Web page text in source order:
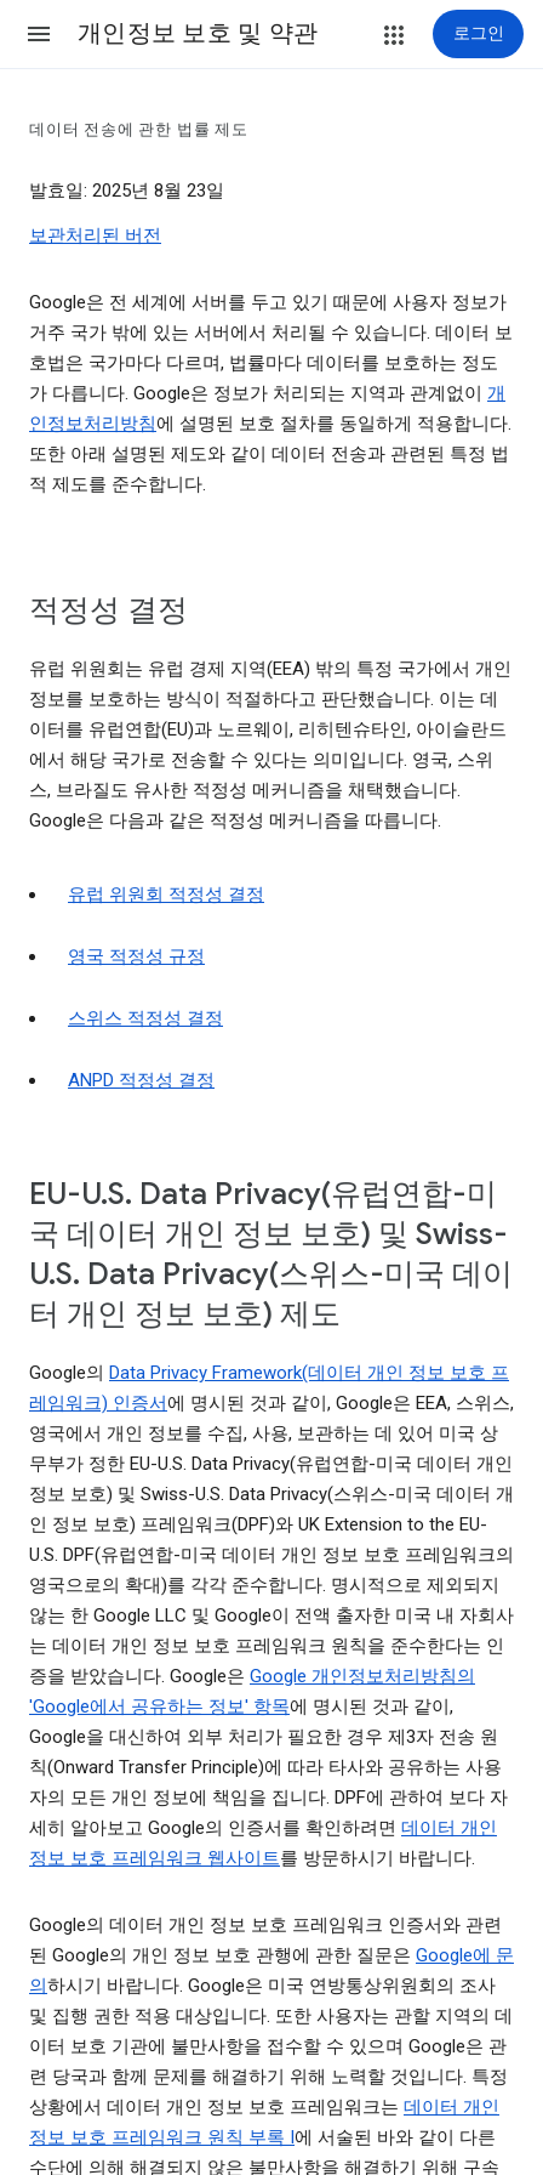
개인정보 보호 및 약관 로그인
데이터 전송에 관한 법률 제도
발효일: 2025년 8월 23일
보관처리된 버전
Google은 전 세계에 서버를 두고 있기 때문에 사용자 정보가
거주 국가 밖에 있는 서버에서 처리될 수 있습니다. 데이터 보
호법은 국가마다 다르며, 법률마다 데이터를 보호하는 정도
가 다릅니다. Google은 정보가 처리되는 지역과 관계없이 개
인정보처리방침에 설명된 보호 절차를 동일하게 적용합니다.
또한 아래 설명된 제도와 같이 데이터 전송과 관련된 특정 법
적 제도를 준수합니다.
적정성 결정
유럽 위원회는 유럽 경제 지역(EEA) 밖의 특정 국가에서 개인
정보를 보호하는 방식이 적절하다고 판단했습니다. 이는 데
이터를 유럽연합(EU)과 노르웨이, 리히텐슈타인, 아이슬란드
에서 해당 국가로 전송할 수 있다는 의미입니다. 영국, 스위
스, 브라질도 유사한 적정성 메커니즘을 채택했습니다.
Google은 다음과 같은 적정성 메커니즘을 따릅니다.
유럽 위원회 적정성 결정
영국 적정성 규정
스위스 적정성 결정
ANPD 적정성 결정
EU-U.S. Data Privacy(유럽연합-미
국 데이터 개인 정보 보호) 및 Swiss-
U.S. Data Privacy(스위스-미국 데이
터 개인 정보 보호) 제도
Google의 Data Privacy Framework(데이터 개인 정보 보호 프
레임워크) 인증서에 명시된 것과 같이, Google은 EEA, 스위스,
영국에서 개인 정보를 수집, 사용, 보관하는 데 있어 미국 상
무부가 정한 EU-U.S. Data Privacy(유럽연합-미국 데이터 개인
정보 보호) 및 Swiss-U.S. Data Privacy(스위스-미국 데이터 개
인 정보 보호) 프레임워크(DPF)와 UK Extension to the EU-
U.S. DPF(유럽연합-미국 데이터 개인 정보 보호 프레임워크의
영국으로의 확대)를 각각 준수합니다. 명시적으로 제외되지
않는 한 Google LLC 및 Google이 전액 출자한 미국 내 자회사
는 데이터 개인 정보 보호 프레임워크 원칙을 준수한다는 인
증을 받았습니다. Google은 Google 개인정보처리방침의
'Google에서 공유하는 정보' 항목에 명시된 것과 같이,
Google을 대신하여 외부 처리가 필요한 경우 제3자 전송 원
칙(Onward Transfer Principle)에 따라 타사와 공유하는 사용
자의 모든 개인 정보에 책임을 집니다. DPF에 관하여 보다 자
세히 알아보고 Google의 인증서를 확인하려면 데이터 개인
정보 보호 프레임워크 웹사이트를 방문하시기 바랍니다.
Google의 데이터 개인 정보 보호 프레임워크 인증서와 관련
된 Google의 개인 정보 보호 관행에 관한 질문은 Google에 문
의하시기 바랍니다. Google은 미국 연방통상위원회의 조사
및 집행 권한 적용 대상입니다. 또한 사용자는 관할 지역의 데
이터 보호 기관에 불만사항을 접수할 수 있으며 Google은 관
련 당국과 함께 문제를 해결하기 위해 노력할 것입니다. 특정
상황에서 데이터 개인 정보 보호 프레임워크는 데이터 개인
정보 보호 프레임워크 원칙 부록 I에 서술된 바와 같이 다른
수단에 의해 해결되지 않은 불만사항을 해결하기 위해 구속